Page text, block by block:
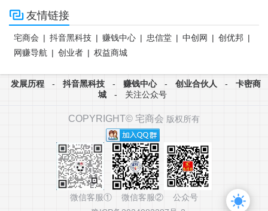
 友情链接
宅商会 | 抖音黑科技 | 赚钱中心 | 忠信堂 | 中创网 | 创优邦 |
网赚导航 | 创业者 | 权益商城
发展历程 - 抖音黑科技 - 赚钱中心 - 创业合伙人 -
卡密商
城
- 关注公众号
COPYRIGHT© 宅商会 版权所有
微信客服① 微信客服② 公众号